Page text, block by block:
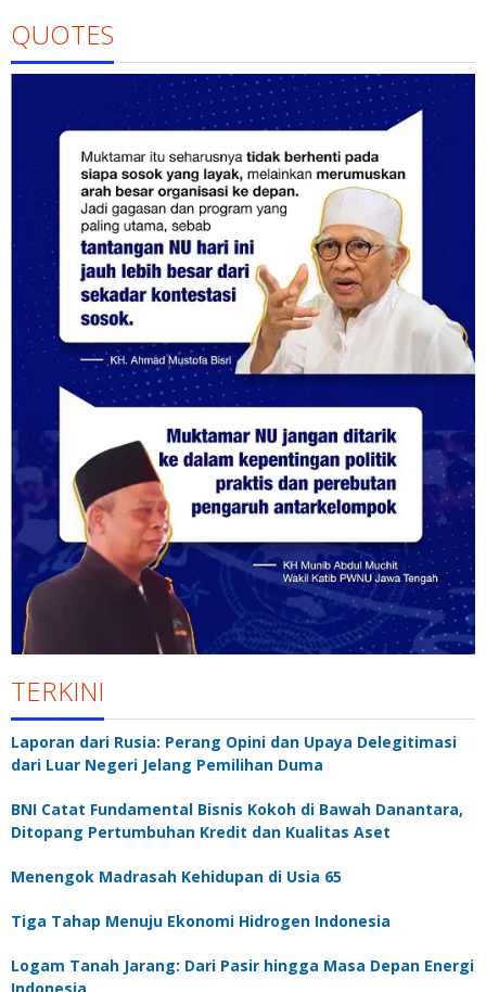
QUOTES
TERKINI
Laporan dari Rusia: Perang Opini dan Upaya Delegitimasi
dari Luar Negeri Jelang Pemilihan Duma
BNI Catat Fundamental Bisnis Kokoh di Bawah Danantara,
Ditopang Pertumbuhan Kredit dan Kualitas Aset
Menengok Madrasah Kehidupan di Usia 65
Tiga Tahap Menuju Ekonomi Hidrogen Indonesia
Logam Tanah Jarang: Dari Pasir hingga Masa Depan Energi